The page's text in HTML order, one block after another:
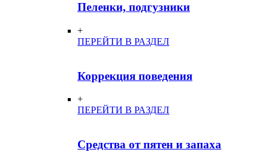
Пеленки, подгузники
+
ПЕРЕЙТИ В РАЗДЕЛ
Коррекция поведения
+
ПЕРЕЙТИ В РАЗДЕЛ
Средства от пятен и запаха